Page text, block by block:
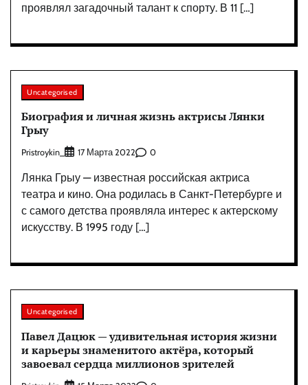
проявлял загадочный талант к спорту. В 11 […]
Uncategorised
Биография и личная жизнь актрисы Лянки
Грыу
Pristroykin_ 17 Марта 2022 0
Лянка Грыу — известная российская актриса
театра и кино. Она родилась в Санкт-Петербурге и
с самого детства проявляла интерес к актерскому
искусству. В 1995 году […]
Uncategorised
Павел Дацюк — удивительная история жизни
и карьеры знаменитого актёра, который
завоевал сердца миллионов зрителей